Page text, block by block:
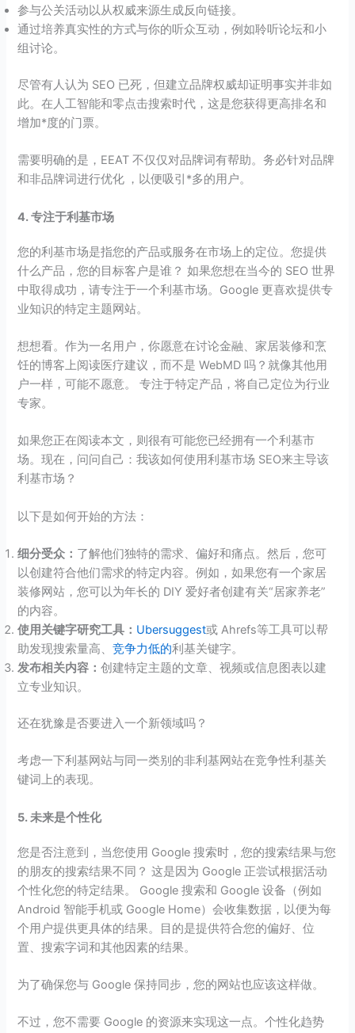
参与公关活动以从权威来源生成反向链接。
通过培养真实性的方式与你的听众互动，例如聆听论坛和小
组讨论。
尽管有人认为 SEO 已死，但建立品牌权威却证明事实并非如
此。在人工智能和零点击搜索时代，这是您获得更高排名和
增加*度的门票。
需要明确的是，EEAT 不仅仅对品牌词有帮助。务必针对品牌
和非品牌词进行优化 ，以便吸引*多的用户。
4. 专注于利基市场
您的利基市场是指您的产品或服务在市场上的定位。您提供
什么产品，您的目标客户是谁？ 如果您想在当今的 SEO 世界
中取得成功，请专注于一个利基市场。Google 更喜欢提供专
业知识的特定主题网站。
想想看。作为一名用户，你愿意在讨论金融、家居装修和烹
饪的博客上阅读医疗建议，而不是 WebMD 吗？就像其他用
户一样，可能不愿意。 专注于特定产品，将自己定位为行业
专家。
如果您正在阅读本文，则很有可能您已经拥有一个利基市
场。现在，问问自己：我该如何使用利基市场 SEO来主导该
利基市场？
以下是如何开始的方法：
细分受众： 了解他们独特的需求、偏好和痛点。然后，您可
以创建符合他们需求的特定内容。例如，如果您有一个家居
装修网站，您可以为年长的 DIY 爱好者创建有关“居家养老”
的内容。
使用关键字研究工具： Ubersuggest或 Ahrefs等工具可以帮
助发现搜索量高、竞争力低的利基关键字。
发布相关内容：创建特定主题的文章、视频或信息图表以建
立专业知识。
还在犹豫是否要进入一个新领域吗？
考虑一下利基网站与同一类别的非利基网站在竞争性利基关
键词上的表现。
5. 未来是个性化
您是否注意到，当您使用 Google 搜索时，您的搜索结果与您
的朋友的搜索结果不同？ 这是因为 Google 正尝试根据活动
个性化您的特定结果。 Google 搜索和 Google 设备（例如
Android 智能手机或 Google Home）会收集数据，以便为每
个用户提供更具体的结果。目的是提供符合您的偏好、位
置、搜索字词和其他因素的结果。
为了确保您与 Google 保持同步，您的网站也应该这样做。
不过，您不需要 Google 的资源来实现这一点。个性化趋势